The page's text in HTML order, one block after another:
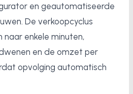
en geautomatiseerde
De verkoopcyclus
naar enkele minuten,
en de omzet per
opvolging automatisch